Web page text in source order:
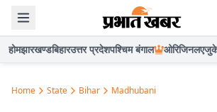
होमझारखण्डबिहारउत्तर प्रदेशपश्चिम बंगाल ओरिजिनल
Home State Bihar Madhubani